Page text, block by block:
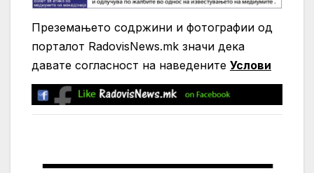
Преземањето содржини и фотографии од
порталот RadovisNews.mk значи дека
давате согласност на нaведените Услови